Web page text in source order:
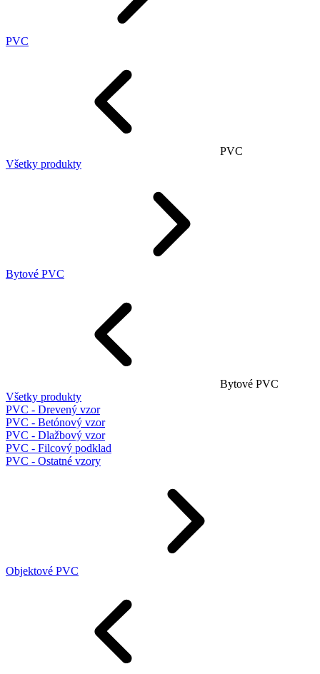
PVC
PVC
Všetky produkty
Bytové PVC
Bytové PVC
Všetky produkty
PVC - Drevený vzor
PVC - Betónový vzor
PVC - Dlažbový vzor
PVC - Filcový podklad
PVC - Ostatné vzory
Objektové PVC